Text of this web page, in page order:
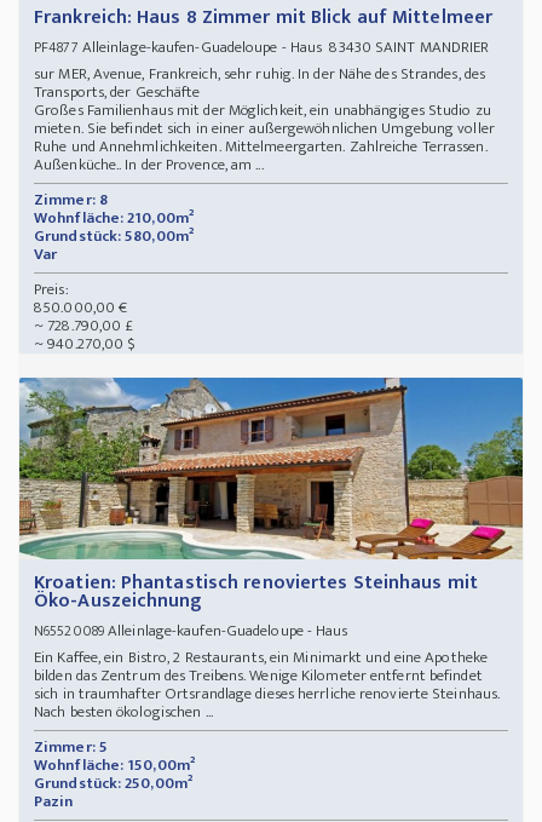
Frankreich: Haus 8 Zimmer mit Blick auf Mittelmeer
PF4877 Alleinlage-kaufen-Guadeloupe - Haus 83430 SAINT MANDRIER
sur MER, Avenue, Frankreich, sehr ruhig. In der Nähe des Strandes, des
Transports, der Geschäfte
Großes Familienhaus mit der Möglichkeit, ein unabhängiges Studio zu
mieten. Sie befindet sich in einer außergewöhnlichen Umgebung voller
Ruhe und Annehmlichkeiten. Mittelmeergarten. Zahlreiche Terrassen.
Außenküche.. In der Provence, am ...
Zimmer: 8
Wohnfläche: 210,00m²
Grundstück: 580,00m²
Var
Preis:
850.000,00 €
~ 728.790,00 £
~ 940.270,00 $
Kroatien: Phantastisch renoviertes Steinhaus mit
Öko-Auszeichnung
N65520089Alleinlage-kaufen-Guadeloupe - Haus
Ein Kaffee, ein Bistro, 2 Restaurants, ein Minimarkt und eine Apotheke
bilden das Zentrum des Treibens. Wenige Kilometer entfernt befindet
sich in traumhafter Ortsrandlage dieses herrliche renovierte Steinhaus.
Nach besten ökologischen ...
Zimmer: 5
Wohnfläche: 150,00m²
Grundstück: 250,00m²
Pazin